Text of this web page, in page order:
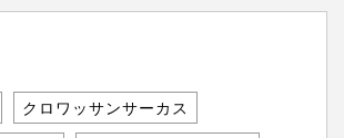
クロワッサンサーカス